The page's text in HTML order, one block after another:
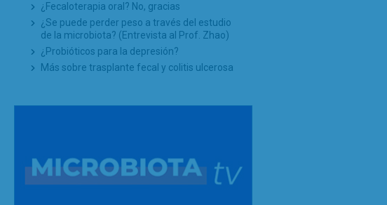
¿Fecaloterapia oral? No, gracias
¿Se puede perder peso a través del estudio
de la microbiota? (Entrevista al Prof. Zhao)
¿Probióticos para la depresión?
Más sobre trasplante fecal y colitis ulcerosa